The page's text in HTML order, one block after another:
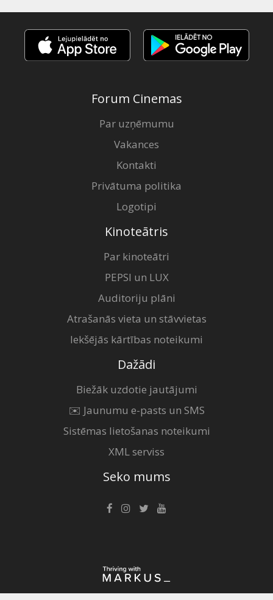
Forum Cinemas
Par uzņēmumu
Vakances
Kontakti
Privātuma politika
Logotipi
Kinoteātris
Par kinoteātri
PEPSI un LUX
Auditoriju plāni
Atrašanās vieta un stāvvietas
Iekšējās kārtības noteikumi
Dažādi
Biežāk uzdotie jautājumi
✉️ Jaunumu e-pasts un SMS
Sistēmas lietošanas noteikumi
XML serviss
Seko mums